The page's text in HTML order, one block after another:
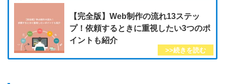
【完全版】Web制作の流れ13ステッ
プ！依頼するときに重視したい3つのポ
イントも紹介